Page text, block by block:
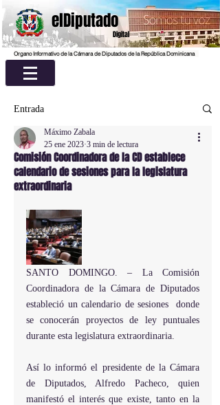
elDiputado
Digital
Organo Informativo de la Cámara de Diputados de la República Dominicana
Entrada
Comisión Coordinadora de la CD establece
calendario de sesiones para la legislatura
extraordinaria
Máximo Zabala
25 ene 2023 3 min de lectura
SANTO DOMINGO. – La Comisión
Coordinadora de la Cámara de Diputados
estableció un calendario de sesiones  donde
se conocerán proyectos de ley puntuales
durante esta legislatura extraordinaria.
Así lo informó el presidente de la Cámara
de Diputados, Alfredo Pacheco, quien
manifestó el interés que existe, tanto en la